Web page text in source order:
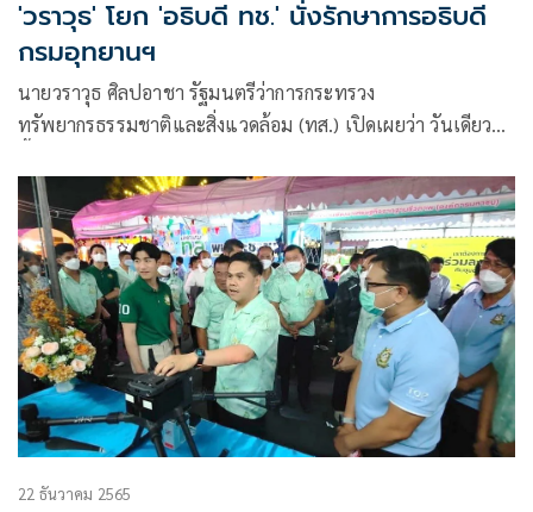
'วราวุธ' โยก 'อธิบดี ทช.' นั่งรักษาการอธิบดี
กรมอุทยานฯ
นายวราวุธ ศิลปอาชา รัฐมนตรีว่าการกระทรวง
ทรัพยากรธรรมชาติและสิ่งแวดล้อม (ทส.) เปิดเผยว่า วันเดียวกัน
อธิบดีกรมทรัพยากรทางทะเลและชายฝั่ง ให้ไปรักษาการใน
ตำแหน่ง
22 ธันวาคม 2565